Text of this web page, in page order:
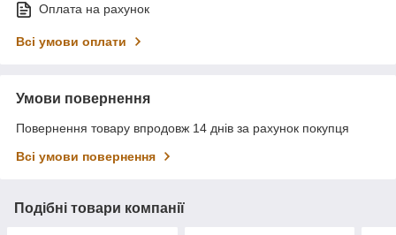
Оплата на рахунок
Всі умови оплати
Умови повернення
Повернення товару впродовж 14 днів за рахунок покупця
Всі умови повернення
Подібні товари компанії